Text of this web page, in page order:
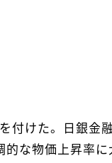
付けた。日銀金
な物価上昇率